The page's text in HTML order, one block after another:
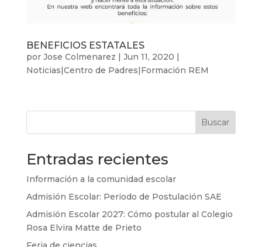
BENEFICIOS ESTATALES
por Jose Colmenarez Jun 11, 2020
Noticias|Centro de Padres|Formación REM
Buscar
Entradas recientes
Información a la comunidad escolar
Admisión Escolar: Periodo de Postulación SAE
Admisión Escolar 2027: Cómo postular al Colegio
Rosa Elvira Matte de Prieto